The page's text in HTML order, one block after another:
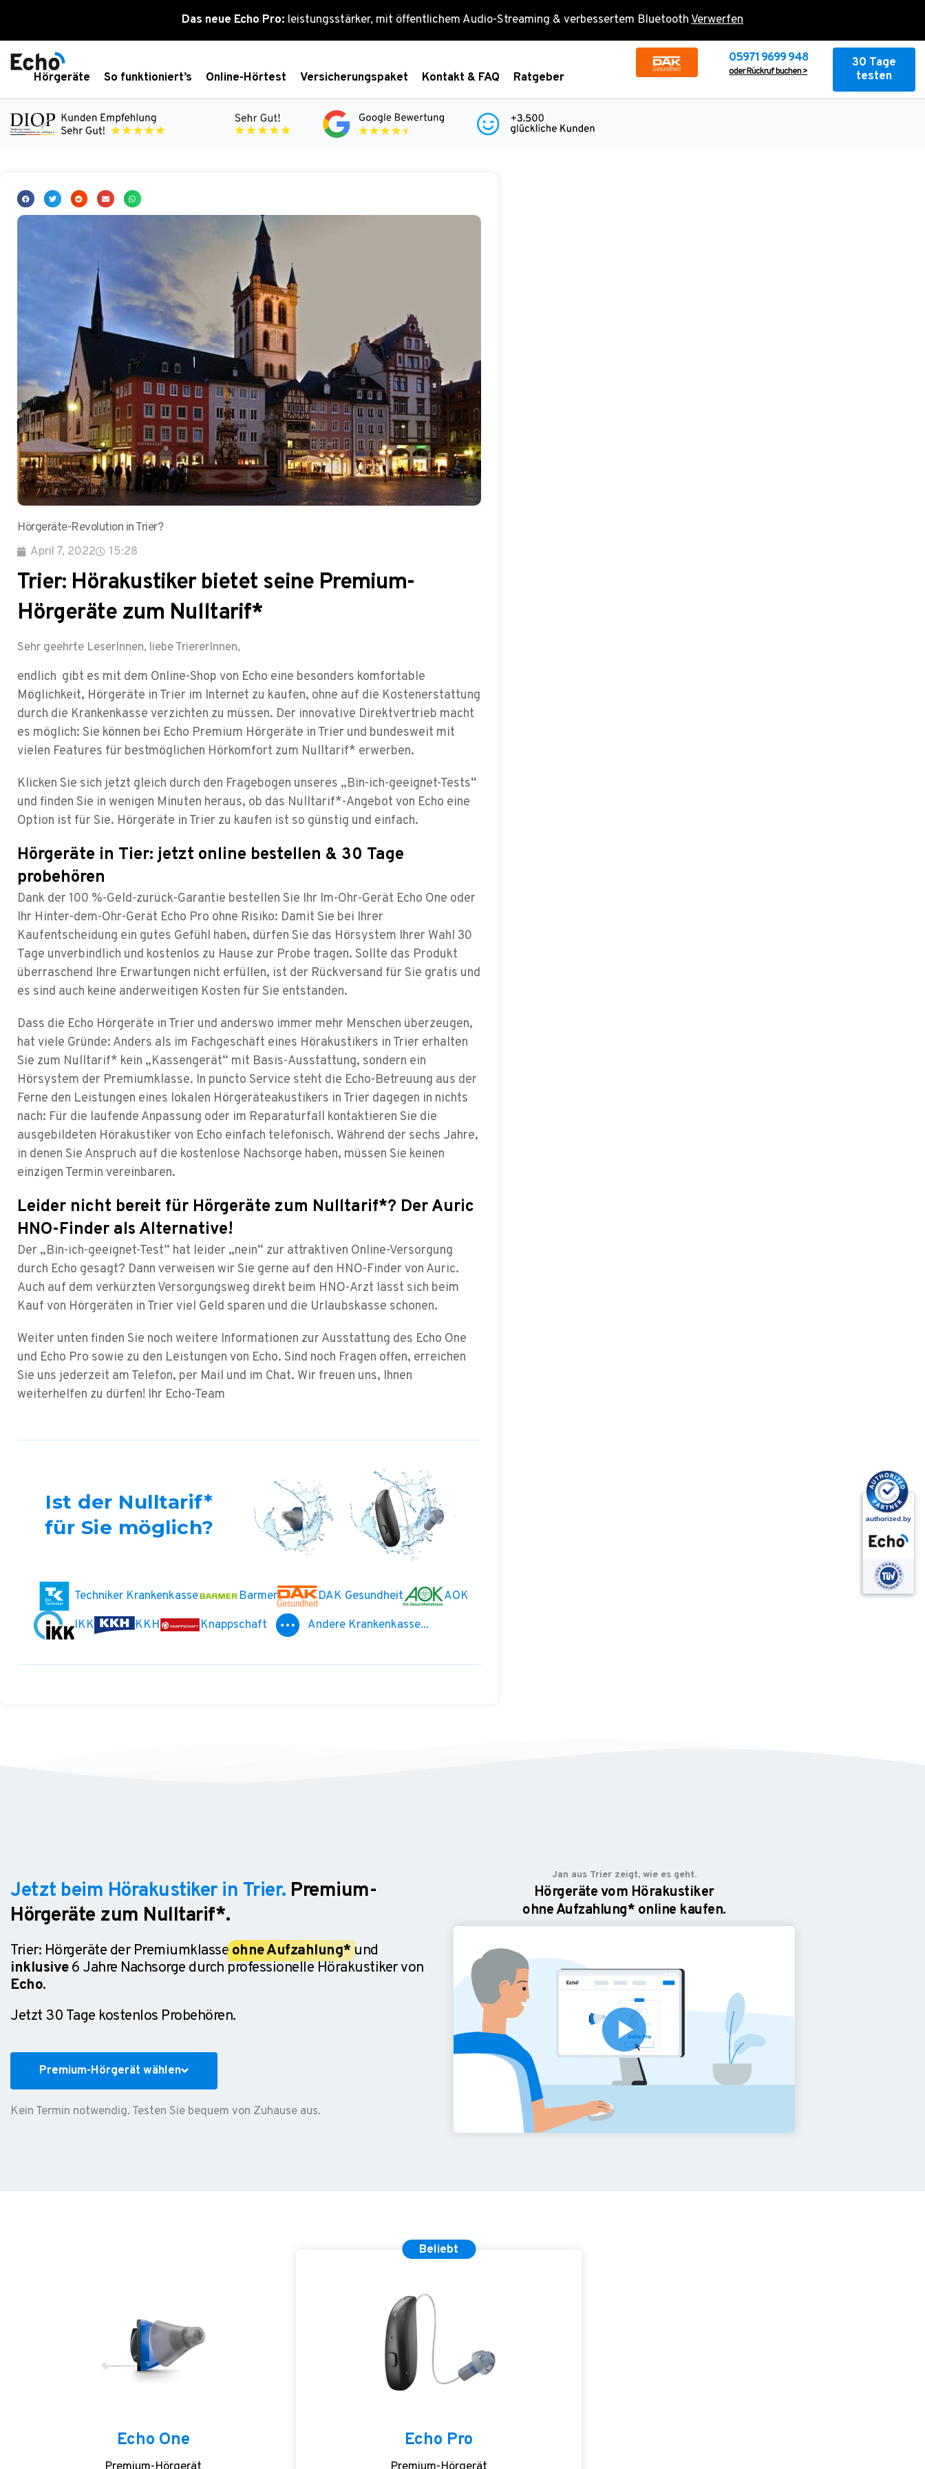
Das neue Echo Pro: leistungsstärker, mit öffentlichem Audio-Streaming & verbessertem BluetoothVerwerfen
springen
Hörgeräte So funktioniert’s Online-Hörtest Versicherungspaket Kontakt & FAQ Ratgeber
05971 9699 948
oder Rückruf buchen >
30 Tage
testen
Hörgeräte-Revolution in Trier?
April 7, 2022
15:28
Trier: Hörakustiker bietet seine Premium-
Hörgeräte zum Nulltarif*
Sehr geehrte LeserInnen, liebe TriererInnen,
endlich gibt es mit dem Online-Shop von Echo eine besonders komfortable
Möglichkeit, Hörgeräte in Trier im Internet zu kaufen, ohne auf die Kostenerstattung
durch die Krankenkasse verzichten zu müssen. Der innovative Direktvertrieb macht
es möglich: Sie können bei Echo Premium Hörgeräte in Trier und bundesweit mit
vielen Features für bestmöglichen Hörkomfort zum Nulltarif* erwerben.
Klicken Sie sich jetzt gleich durch den Fragebogen unseres „Bin-ich-geeignet-Tests“
und finden Sie in wenigen Minuten heraus, ob das Nulltarif*-Angebot von Echo eine
Option ist für Sie. Hörgeräte in Trier zu kaufen ist so günstig und einfach.
Hörgeräte in Tier: jetzt online bestellen & 30 Tage
probehören
Dank der 100 %-Geld-zurück-Garantie bestellen Sie Ihr Im-Ohr-Gerät Echo One oder
Ihr Hinter-dem-Ohr-Gerät Echo Pro ohne Risiko: Damit Sie bei Ihrer
Kaufentscheidung ein gutes Gefühl haben, dürfen Sie das Hörsystem Ihrer Wahl 30
Tage unverbindlich und kostenlos zu Hause zur Probe tragen. Sollte das Produkt
überraschend Ihre Erwartungen nicht erfüllen, ist der Rückversand für Sie gratis und
es sind auch keine anderweitigen Kosten für Sie entstanden.
Dass die Echo Hörgeräte in Trier und anderswo immer mehr Menschen überzeugen,
hat viele Gründe: Anders als im Fachgeschäft eines Hörakustikers in Trier erhalten
Sie zum Nulltarif* kein „Kassengerät“ mit Basis-Ausstattung, sondern ein
Hörsystem der Premiumklasse. In puncto Service steht die Echo-Betreuung aus der
Ferne den Leistungen eines lokalen Hörgeräteakustikers in Trier dagegen in nichts
nach: Für die laufende Anpassung oder im Reparaturfall kontaktieren Sie die
ausgebildeten Hörakustiker von Echo einfach telefonisch. Während der sechs Jahre,
in denen Sie Anspruch auf die kostenlose Nachsorge haben, müssen Sie keinen
einzigen Termin vereinbaren.
Leider nicht bereit für Hörgeräte zum Nulltarif*? Der Auric
HNO-Finder als Alternative!
Der „Bin-ich-geeignet-Test“ hat leider „nein“ zur attraktiven Online-Versorgung
durch Echo gesagt? Dann verweisen wir Sie gerne auf den HNO-Finder von Auric.
Auch auf dem verkürzten Versorgungsweg direkt beim HNO-Arzt lässt sich beim
Kauf von Hörgeräten in Trier viel Geld sparen und die Urlaubskasse schonen.
Weiter unten finden Sie noch weitere Informationen zur Ausstattung des Echo One
und Echo Pro sowie zu den Leistungen von Echo. Sind noch Fragen offen, erreichen
Sie uns jederzeit am Telefon, per Mail und im Chat. Wir freuen uns, Ihnen
weiterhelfen zu dürfen! Ihr Echo-Team
Ist der Nulltarif*
für Sie möglich?
Techniker Krankenkasse Barmer DAK Gesundheit
AOK
IKK
KKH Knappschaft Andere Krankenkasse...
Jetzt beim Hörakustiker in Trier. Premium-
Hörgeräte zum Nulltarif*.
Trier: Hörgeräte der Premiumklasseohne Aufzahlung* und
inklusive6 Jahre Nachsorge durch professionelle Hörakustiker von
Echo.
Jetzt 30 Tage kostenlos Probehören.
Premium-Hörgerät wählen
Kein Termin notwendig. Testen Sie bequem von Zuhause aus.
Jan aus Trier zeigt, wie es geht.
Hörgeräte vom Hörakustiker
ohne Aufzahlung* online kaufen.
Echo One
Beliebt
Echo Pro